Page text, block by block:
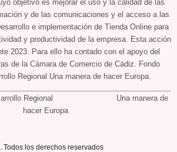
objetivo es mejorar el uso y la calidad de las
y de las comunicaciones y el acceso a las
e implementación de Tienda Online para
y productividad de la empresa. Esta acción
2023. Para ello ha contado con el apoyo del
de la Cámara de Comercio de Cádiz. Fondo
Regional Una manera de hacer Europa.
Desarrollo Regional Una manera de
hacer Europa
Todos los derechos reservados